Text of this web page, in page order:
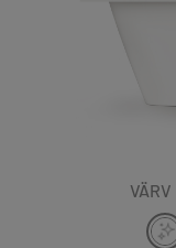
VÄRV